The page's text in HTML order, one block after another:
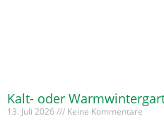
Kalt- oder
13. Juli 2026 Keine Kommentare